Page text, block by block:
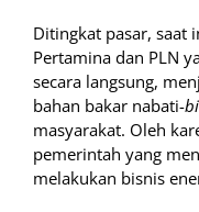
Ditingkat pasar, saat
Pertamina dan PLN
secara langsung,
bahan bakar nabati-
masyarakat. Oleh
pemerintah yang
melakukan bisnis